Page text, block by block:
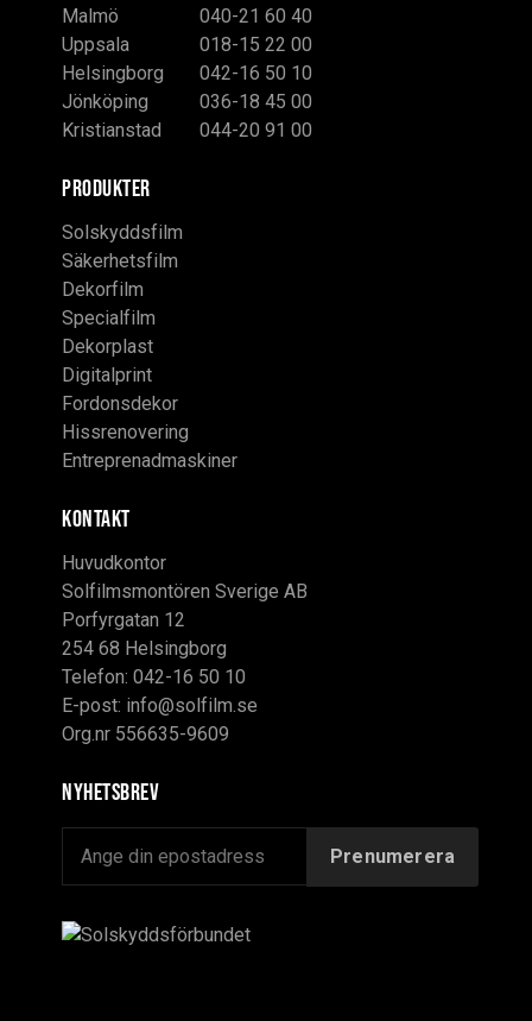
Malmö
040-21 60 40
Uppsala
018-15 22 00
Helsingborg
042-16 50 10
Jönköping
036-18 45 00
Kristianstad
044-20 91 00
PRODUKTER
Solskyddsfilm
Säkerhetsfilm
Dekorfilm
Specialfilm
Dekorplast
Digitalprint
Fordonsdekor
Hissrenovering
Entreprenadmaskiner
KONTAKT
Huvudkontor
Solfilmsmontören Sverige AB
Porfyrgatan 12
254 68 Helsingborg
Telefon: 042-16 50 10
E-post: info@solfilm.se
Org.nr 556635-9609
Nyhetsbrev